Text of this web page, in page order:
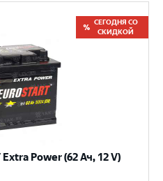
СЕГОДНЯ СО
СКИДКОЙ
Power (62 Ач, 12 V)